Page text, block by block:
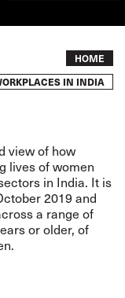
Breadcrumb
HOME
IN INDIA
view of how
lives of women
in India. It is
2019 and
a range of
or older, of